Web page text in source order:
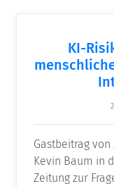
KI-
Gastbeitrag von
Kevin Baum in
Zeitung zur